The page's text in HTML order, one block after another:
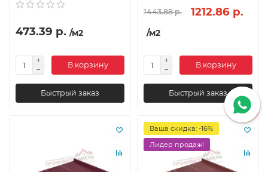
473.39 р. /м2
В корзину
Быстрый заказ
1443.88 р. 1212.86 р.
/м2
В корзину
Быстрый заказ
Ваша скидка: -16%
Лидер продаж!